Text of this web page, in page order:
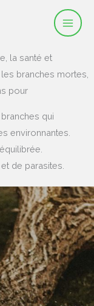
la santé et
branches mortes,
pour
qui
environnantes.
de parasites.